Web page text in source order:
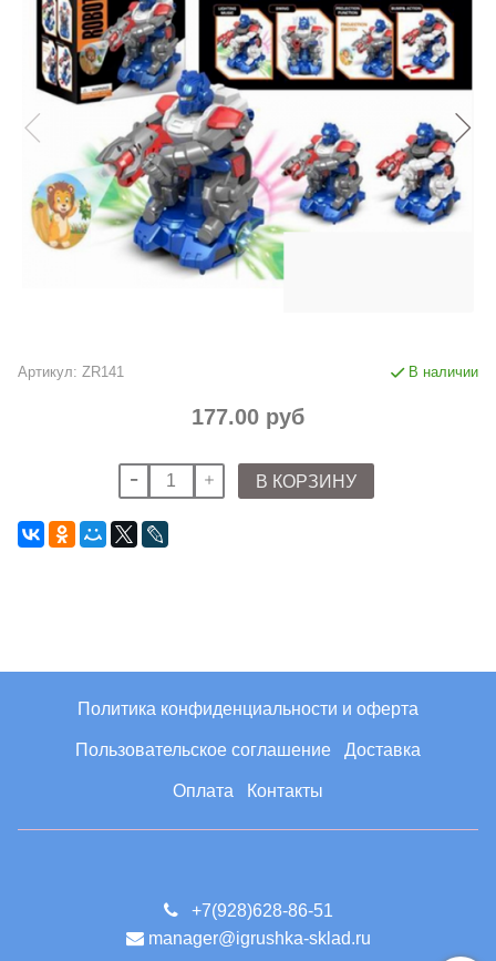
Артикул: ZR141 В наличии
177.00 руб
В КОРЗИНУ
Политика конфиденциальности и оферта
Пользовательское соглашение Доставка
Оплата Контакты
+7(928)628-86-51
manager@igrushka-sklad.ru